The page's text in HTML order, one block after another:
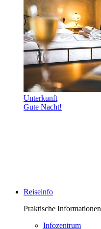
Unterkunft
Gute Nacht!
Reiseinfo
Praktische Informationen
Infozentrum